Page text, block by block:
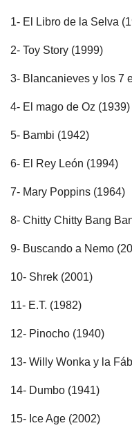
1- El Libro de la Selva
2- Toy Story (1999)
3- Blancanieves y los 7
4- El mago de Oz (1939)
5- Bambi (1942)
6- El Rey León (1994)
7- Mary Poppins (1964)
8- Chitty Chitty Bang
9- Buscando a Nemo
10- Shrek (2001)
11- E.T. (1982)
12- Pinocho (1940)
13- Willy Wonka y la
14- Dumbo (1941)
15- Ice Age (2002)